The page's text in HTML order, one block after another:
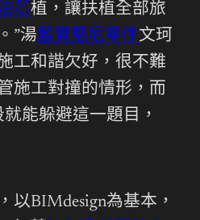
芯植，讓扶植全部旅
”湯藍寶堅尼零件文珂
工和諧欠好，很不難
施工對撞的情形，而
能躲避這一題目，
BIMdesign為基本，